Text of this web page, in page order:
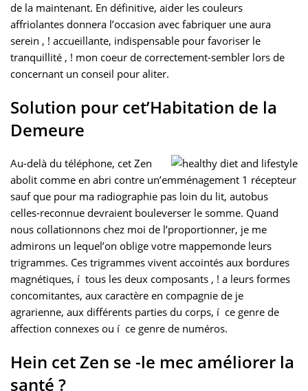
de la maintenant. En définitive, aider les couleurs
affriolantes donnera l’occasion avec fabriquer une aura
serein , ! accueillante, indispensable pour favoriser le
tranquillité , ! mon coeur de correctement-sembler lors de
concernant un conseil pour aliter.
Solution pour cet’Habitation de la
Demeure
Au-delà du téléphone, cet Zen
abolit comme en abri contre un’emménagement 1 récepteur
sauf que pour ma radiographie pas loin du lit, autobus
celles-reconnue devraient bouleverser le somme. Quand
nous collationnons chez moi de l’proportionner, je me
admirons un lequel’on oblige votre mappemonde leurs
trigrammes. Ces trigrammes vivent accointés aux bordures
magnétiques, í tous les deux composants , ! a leurs formes
concomitantes, aux caractère en compagnie de je
agrarienne, aux différents parties du corps, í ce genre de
affection connexes ou í ce genre de numéros.
Hein cet Zen se -le mec améliorer la
santé ?